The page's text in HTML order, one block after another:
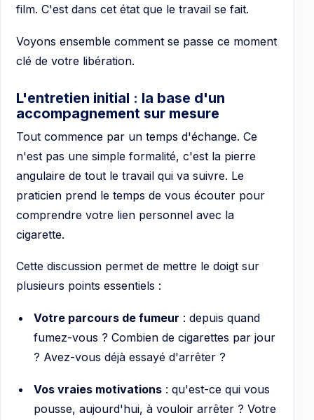
film. C'est dans cet état que le travail se fait.
Voyons ensemble comment se passe ce moment
clé de votre libération.
L'entretien initial : la base d'un
accompagnement sur mesure
Tout commence par un temps d'échange. Ce
n'est pas une simple formalité, c'est la pierre
angulaire de tout le travail qui va suivre. Le
praticien prend le temps de vous écouter pour
comprendre votre lien personnel avec la
cigarette.
Cette discussion permet de mettre le doigt sur
plusieurs points essentiels :
Votre parcours de fumeur : depuis quand
fumez-vous ? Combien de cigarettes par jour
? Avez-vous déjà essayé d'arrêter ?
Vos vraies motivations: qu'est-ce qui vous
pousse, aujourd'hui, à vouloir arrêter ? Votre